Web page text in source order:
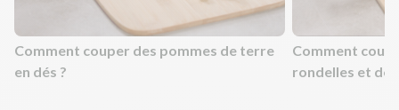
Comment couper des pommes de terre
en dés ?
Comment
rondelles et